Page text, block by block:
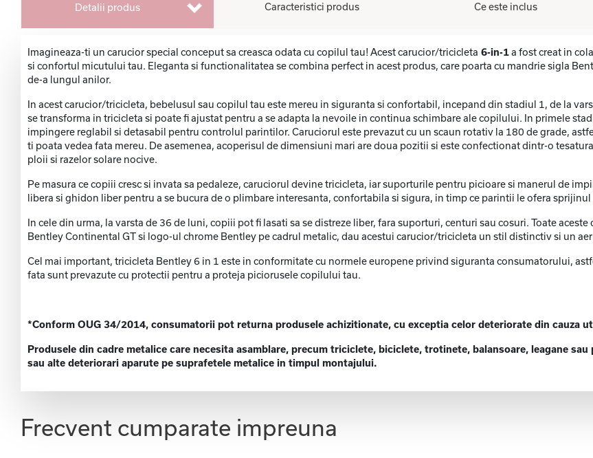
Detalii produs Caracteristici produs Ce este inclus
Imagineaza-ti un carucior special conceput sa creasca odata cu copilul tau! Acest carucior/tricicleta 6-in-1a fost creat in
si confortul micutului tau. Eleganta si functionalitatea se combina perfect in acest produs, care poarta cu mandrie sigla
de-a lungul anilor.
In acest carucior/tricicleta, bebelusul sau copilul tau este mereu in siguranta si confortabil, incepand din stadiul 1, de la
se transforma in tricicleta si poate fi ajustat pentru a se adapta la nevoile in continua schimbare ale copilului. In primele
impingere reglabil si detasabil pentru controlul parintilor. Caruciorul este prevazut cu un scaun rotativ la 180 de grade,
ti poata vedea fata mereu. De asemenea, acoperisul de dimensiuni mari are doua pozitii si este confectionat dintr-o
ploii si razelor solare nocive.
Pe masura ce copiii cresc si invata sa pedaleze, caruciorul devine tricicleta, iar suporturile pentru picioare si manerul de
libera si ghidon liber pentru a se bucura de o plimbare interesanta, confortabila si sigura, in timp ce parintii le ofera sprijinul
In cele din urma, la varsta de 36 de luni, copiii pot fi lasati sa se distreze liber, fara suporturi, centuri sau cosuri. Toate
Bentley Continental GT si logo-ul chrome Bentley pe cadrul metalic, dau acestui carucior/tricicleta un stil distinctiv si un
Cel mai important, tricicleta Bentley 6 in 1 este in conformitate cu normele europene privind siguranta consumatorului,
fata sunt prevazute cu protectii pentru a proteja piciorusele copilului tau.
*Conform OUG 34/2014, consumatorii pot returna produsele achizitionate, cu exceptia celor deteriorate din cauza
Produsele din cadre metalice care necesita asamblare, precum triciclete, biciclete, trotinete, balansoare, leagane
sau alte deteriorari aparute pe suprafetele metalice in timpul montajului.
Frecvent cumparate impreuna